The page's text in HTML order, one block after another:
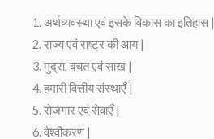
अर्थव्यवस्था एवं इसके विकास का इतिहास |
राज्य एवं राष्ट्र की आय |
मुद्रा, बचत एवं साख |
हमारी वित्तीय संस्थाएँ |
रोजगार एवं सेवाएँ |
वैश्वीकरण |